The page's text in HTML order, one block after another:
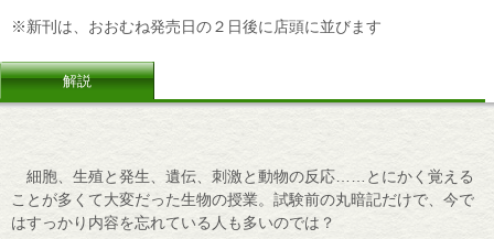
※新刊は、おおむね発売日の２日後に店頭に並びます
解説
細胞、生殖と発生、遺伝、刺激と動物の反応……とにかく覚える
ことが多くて大変だった生物の授業。試験前の丸暗記だけで、今で
はすっかり内容を忘れている人も多いのでは？